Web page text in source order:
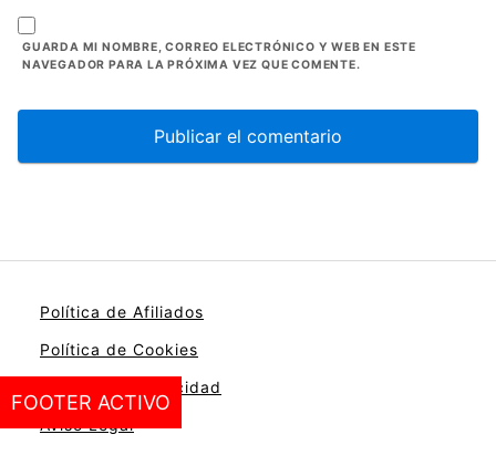
GUARDA MI NOMBRE, CORREO ELECTRÓNICO Y WEB EN ESTE
NAVEGADOR PARA LA PRÓXIMA VEZ QUE COMENTE.
Política de Afiliados
Política de Cookies
Política de Privacidad
Aviso Legal
FOOTER ACTIVO